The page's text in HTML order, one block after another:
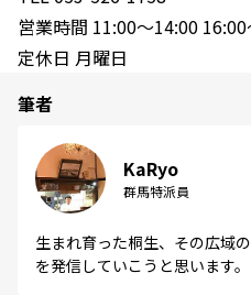
営業時間 11:00〜14:00
定休日 月曜日
筆者
KaRyo
群馬特派員
生まれ育った桐生、その広域
を発信していこうと思います。